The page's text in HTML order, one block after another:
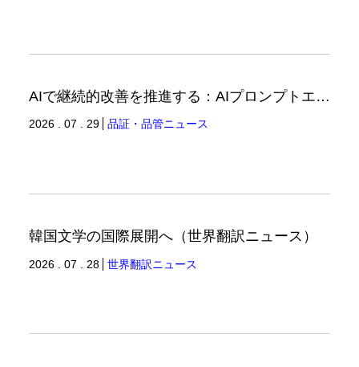
AIで継続的改善を推進する：AIプロンプトエンジニアリングへの品質思考の適用-3（品証品管ニュース）
2026 . 07 . 29 品証・品管ニュース
韓国文学の国際展開へ（世界翻訳ニュース）
2026 . 07 . 28 世界翻訳ニュース